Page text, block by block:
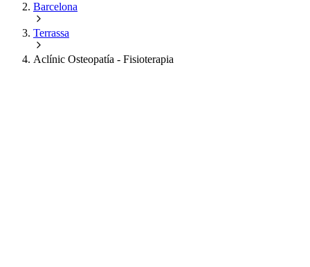
Barcelona
Terrassa
Aclínic Osteopatía - Fisioterapia